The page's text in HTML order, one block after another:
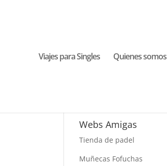
Viajes para Singles Quienes somos
Webs Amigas
Tienda de padel
Muñecas Fofuchas